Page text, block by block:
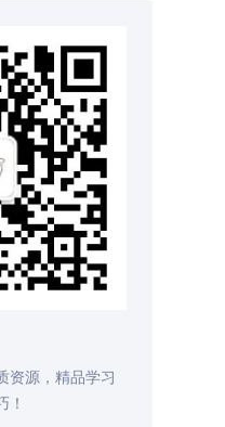
资源，精品学习
！